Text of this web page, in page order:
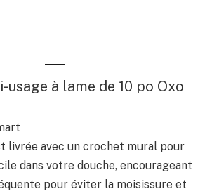
usage à lame de 10 po Oxo
livrée avec un crochet mural pour
dans votre douche, encourageant
pour éviter la moisissure et